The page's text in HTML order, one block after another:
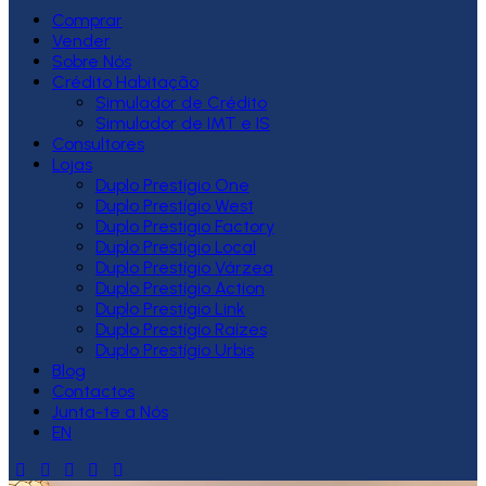
Comprar
Vender
Sobre Nós
Crédito Habitação
Simulador de Crédito
Simulador de IMT e IS
Consultores
Lojas
Duplo Prestígio One
Duplo Prestígio West
Duplo Prestígio Factory
Duplo Prestígio Local
Duplo Prestígio Várzea
Duplo Prestígio Action
Duplo Prestígio Link
Duplo Prestígio Raízes
Duplo Prestígio Urbis
Blog
Contactos
Junta-te a Nós
EN